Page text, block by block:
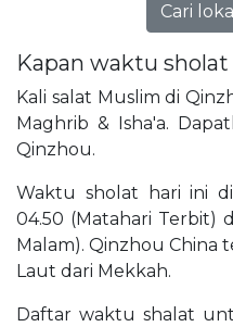
Cari
Kapan waktu
Kali salat Muslim di
Maghrib & Isha'a.
Qinzhou.
Waktu sholat hari ini
04.50 (Matahari Terbit)
Malam). Qinzhou China
Laut dari Mekkah.
Daftar waktu shalat